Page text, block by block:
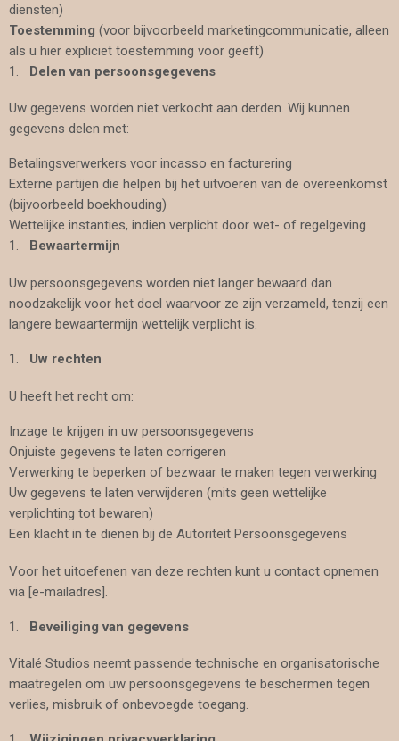
diensten)
Toestemming (voor bijvoorbeeld marketingcommunicatie, alleen
als u hier expliciet toestemming voor geeft)
Delen van persoonsgegevens
Uw gegevens worden niet verkocht aan derden. Wij kunnen
gegevens delen met:
Betalingsverwerkers voor incasso en facturering
Externe partijen die helpen bij het uitvoeren van de overeenkomst
(bijvoorbeeld boekhouding)
Wettelijke instanties, indien verplicht door wet- of regelgeving
Bewaartermijn
Uw persoonsgegevens worden niet langer bewaard dan
noodzakelijk voor het doel waarvoor ze zijn verzameld, tenzij een
langere bewaartermijn wettelijk verplicht is.
Uw rechten
U heeft het recht om:
Inzage te krijgen in uw persoonsgegevens
Onjuiste gegevens te laten corrigeren
Verwerking te beperken of bezwaar te maken tegen verwerking
Uw gegevens te laten verwijderen (mits geen wettelijke
verplichting tot bewaren)
Een klacht in te dienen bij de Autoriteit Persoonsgegevens
Voor het uitoefenen van deze rechten kunt u contact opnemen
via [e-mailadres].
Beveiliging van gegevens
Vitalé Studios neemt passende technische en organisatorische
maatregelen om uw persoonsgegevens te beschermen tegen
verlies, misbruik of onbevoegde toegang.